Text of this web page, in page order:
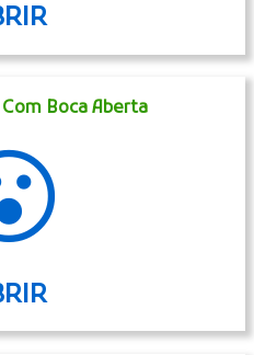
Boca Aberta